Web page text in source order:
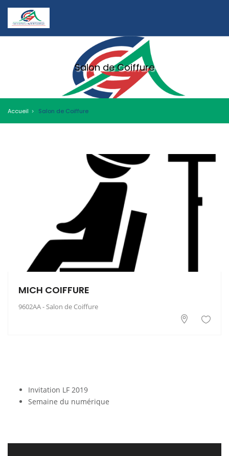
Salon de Coiffure
Accueil Salon de Coiffure
MICH COIFFURE
9602AA - Salon de Coiffure
Invitation LF 2019
Semaine du numérique